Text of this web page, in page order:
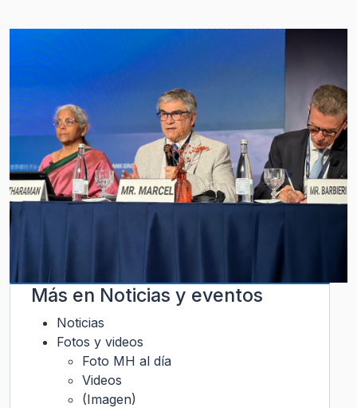
Más en Noticias y eventos
Noticias
Fotos y videos
Foto MH al día
Videos
(Imagen)